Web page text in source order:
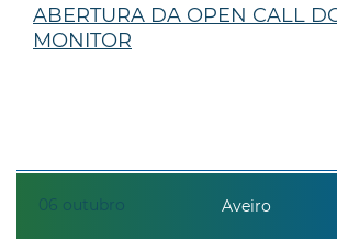
06 outubro
ABERTURA DA OPEN CALL
MONITOR
Aveiro